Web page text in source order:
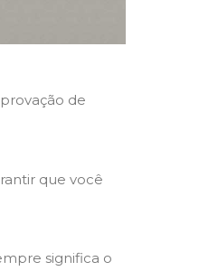
de
que você
significa o